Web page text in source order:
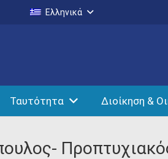
Ελληνικά
Ταυτότητα Διοίκηση &